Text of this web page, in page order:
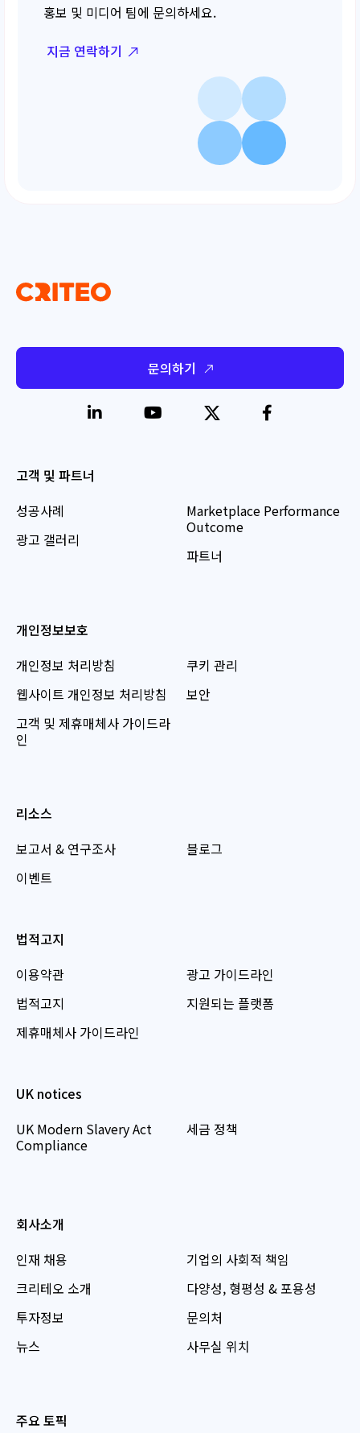
홍보 및 미디어 팀에 문의하세요.
지금 연락하기
문의하기
고객 및 파트너
성공사례
광고 갤러리
Marketplace Performance
Outcome
파트너
개인정보보호
개인정보 처리방침
웹사이트 개인정보 처리방침
고객 및 제휴매체사 가이드라
인
쿠키 관리
보안
리소스
보고서 & 연구조사
이벤트
블로그
법적고지
이용약관
법적고지
제휴매체사 가이드라인
광고 가이드라인
지원되는 플랫폼
UK notices
UK Modern Slavery Act
Compliance
세금 정책
회사소개
인재 채용
크리테오 소개
투자정보
뉴스
기업의 사회적 책임
다양성, 형평성 & 포용성
문의처
사무실 위치
주요 토픽